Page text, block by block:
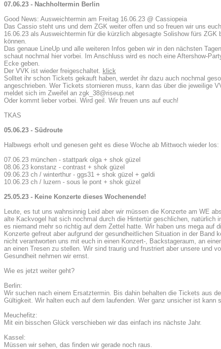
07.06.23 - Nachholtermin Berlin
Good News: Ausweichtermin am Freitag 16.06.23 @ Cassiopeia
Das Cassio steht uns und dem ZGK weiter offen und so freuen wir uns
16.06.23 als Ausweichtermin für die kürzlich abgesagte Solishow fürs ZGK
können.
Das genaue LineUp und alle weiteren Infos geben wir in den nächsten
schaut nochmal hier vorbei. Im Anschluss wird es noch eine Aftershow-
Ecke geben.
Der VVK ist wieder freigeschaltet. klick
Solltet ihr schon Tickets gekauft haben, werdet ihr dazu auch nochmal
angeschrieben. Wer Tickets stornieren muss, kann das über die jeweilige
meldet sich im Zweifel an zgk_38@riseup.net
Oder kommt lieber vorbei. Wird geil. Wir freuen uns auf euch!
TKAS
05.06.23 - Südroute
Halbwegs erholt und genesen geht es diese Woche ab Mittwoch wieder los:
07.06.23 münchen - stattpark olga + shok güzel
08.06.23 konstanz - contrast + shok güzel
09.06.23 ch / winterthur - ggs31 + shok güzel + gøldi
10.06.23 ch / luzern - sous le pont + shok güzel
25.05.23 - Keine Konzerte dieses Wochenende!
Leute, es tut uns wahnsinnig Leid aber wir müssen die Konzerte am WE
alte Kackvogel hat sich nochmal durch die Hintertür geschlichen, natürlich
es niemand mehr so richtig auf dem Zettel hatte. Wir haben uns mega auf
Konzerte gefreut aber aufgrund der gesundheitlichen Situation in der Band
nicht verantworten uns mit euch in einen Konzert-, Backstageraum, an
an einen Tresen zu stellen. Wir sind traurig und frustriert aber unsere und
Gesundheit nehmen wir ernst.
Wie es jetzt weiter geht?
Berlin:
Wir suchen nach einem Ersatztermin. Bis dahin behalten die Tickets aus
Gültigkeit. Wir halten euch auf dem laufenden. Wer ganz unsicher ist
Meuchefitz:
Mit ein bisschen Glück verschieben wir das einfach ins nächste Jahr.
Kassel:
Müssen wir sehen, das finden wir gerade noch raus.